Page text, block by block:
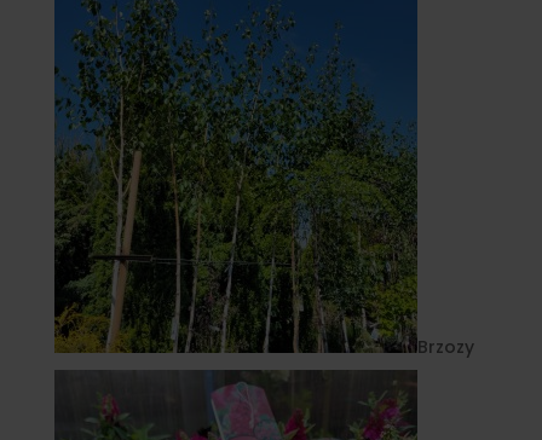
Brzozy